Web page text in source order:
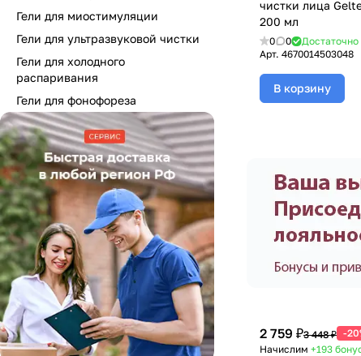
чистки лица
200 мл
0 0
Достаточно
Арт. 4670014503048
В корзину
2 759 ₽3 448 ₽ -
Начислим +193
Гели для миостимуляции
Гели для ультразвуковой чистки
Гели для холодного
распаривания
Гели для фонофореза